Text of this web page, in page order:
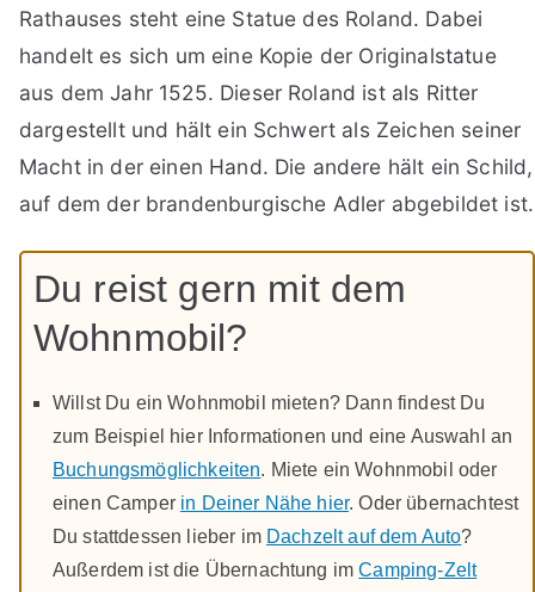
Rathauses steht eine Statue des Roland. Dabei
handelt es sich um eine Kopie der Originalstatue
aus dem Jahr 1525. Dieser Roland ist als Ritter
dargestellt und hält ein Schwert als Zeichen seiner
Macht in der einen Hand. Die andere hält ein Schild,
auf dem der brandenburgische Adler abgebildet ist.
Du reist gern mit dem
Wohnmobil?
Willst Du ein Wohnmobil mieten? Dann findest Du
zum Beispiel hier Informationen und eine Auswahl an
Buchungsmöglichkeiten. Miete ein Wohnmobil oder
einen Camper in Deiner Nähe hier. Oder übernachtest
Du stattdessen lieber im Dachzelt auf dem Auto?
Außerdem ist die Übernachtung imCamping-Zelt